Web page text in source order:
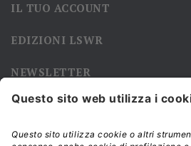
IL TUO ACCOUNT
EDIZIONI LSWR
NEWSLETTER
Iscriviti alla nostra newsletter e rimani